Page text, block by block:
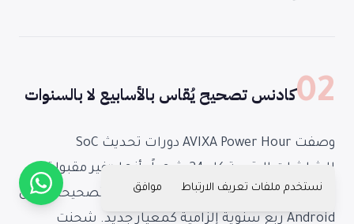
02كادنس تصحيح يُقاس بالأسابيع لا بالسنوات
وصفت AVIXA Power Hour دورات تحديث SoC
للشاشات الرقمية كل 24 شهراً بأنها «غير مقبولة» —
وأشادت بدفع Microsoft عبر MDAP نحو تصحيحات أمن
Android ربع سنوية إلزامية كمعيار جديد. شحنت
نستخدم ملفات تعريف الارتباط موافق